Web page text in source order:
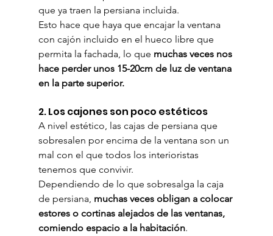
que ya traen la persiana incluida.
Esto hace que haya que encajar la ventana
con cajón incluido en el hueco libre que
permita la fachada, lo que muchas veces nos
hace perder unos 15-20cm de luz de ventana
en la parte superior.
2. Los cajones son poco estéticos
A nivel estético, las cajas de persiana que
sobresalen por encima de la ventana son un
mal con el que todos los interioristas
tenemos que convivir.
Dependiendo de lo que sobresalga la caja
de persiana, muchas veces obligan a colocar
estores o cortinas alejados de las ventanas,
comiendo espacio a la habitación.